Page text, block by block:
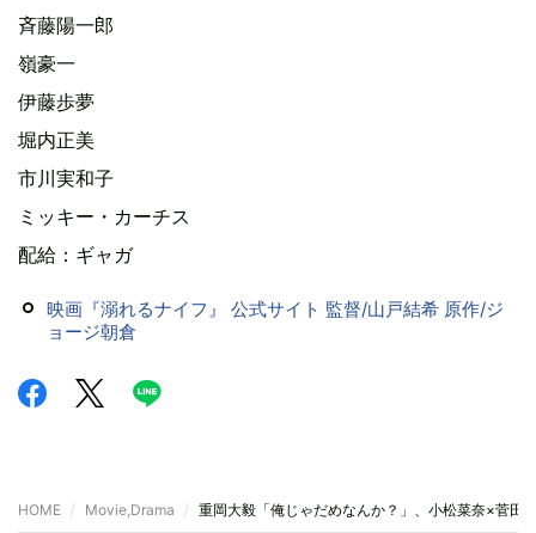
斉藤陽一郎
嶺豪一
伊藤歩夢
堀内正美
市川実和子
ミッキー・カーチス
配給：ギャガ
映画『溺れるナイフ』 公式サイト 監督/山戸結希 原作/ジ
ョージ朝倉
HOME Movie,Drama 重岡大毅「俺じゃだめなんか？」、小松菜奈×菅田